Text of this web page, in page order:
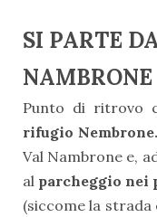
SI PARTE
NAMBRONE
Punto di ritrovo
rifugio Nembrone.
Val Nambrone e,
al parcheggio nei
(siccome la strada